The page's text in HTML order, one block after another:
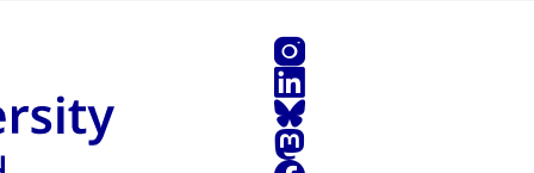
Instagram
LinkedIn
Bluesky
Mastodon